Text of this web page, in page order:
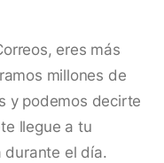
eres más
millones de
y podemos decirte
llegue a tu
durante el día.